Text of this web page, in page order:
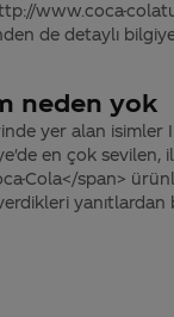
www.coca-
de detaylı bilgiye
neden yok
yer alan isimler
en çok
Cola</span>